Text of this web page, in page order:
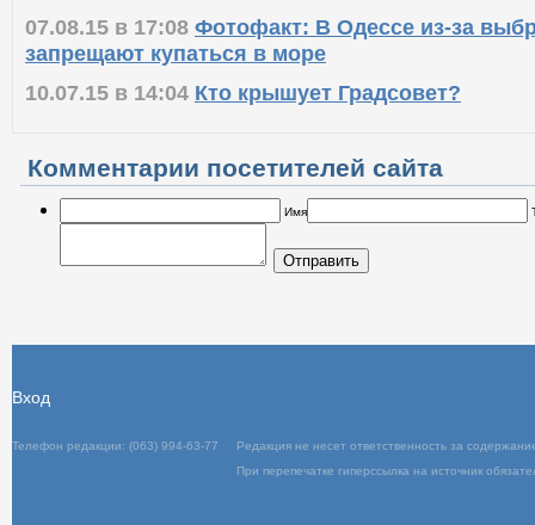
07.08.15 в 17:08 Фотофакт: В Одессе из-за
запрещают купаться в море
10.07.15 в 14:04 Кто крышует Градсовет?
Комментарии посетителей сайта
Имя
Отправить
Телефон редакции: (063) 994-63-77
При